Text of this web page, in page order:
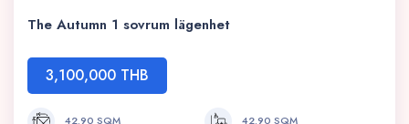
The Autumn 1 sovrum lägenhet
3,100,000 THB
42.90 SQM 42.90 SQM